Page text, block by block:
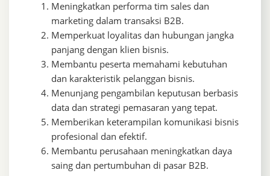
Meningkatkan performa tim sales dan
marketing dalam transaksi B2B.
Memperkuat loyalitas dan hubungan jangka
panjang dengan klien bisnis.
Membantu peserta memahami kebutuhan
dan karakteristik pelanggan bisnis.
Menunjang pengambilan keputusan berbasis
data dan strategi pemasaran yang tepat.
Memberikan keterampilan komunikasi bisnis
profesional dan efektif.
Membantu perusahaan meningkatkan daya
saing dan pertumbuhan di pasar B2B.